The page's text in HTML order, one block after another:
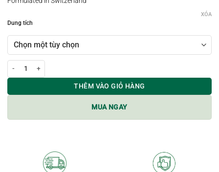
Dung tích
XÓA
Xịt thơm vải / phòng hương SACCHARINE số lượng
THÊM VÀO GIỎ HÀNG
MUA NGAY